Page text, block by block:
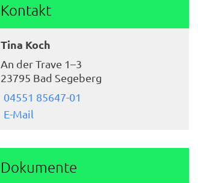
Kontakt
Tina Koch
An der Trave 1–3
23795 Bad Segeberg
04551 85647-01
E-Mail
Dokumente